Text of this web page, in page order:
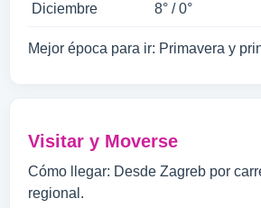
Diciembre 8° / 0°
Mejor época para ir: Primavera y
Visitar y Moverse
Cómo llegar: Desde Zagreb por
regional.